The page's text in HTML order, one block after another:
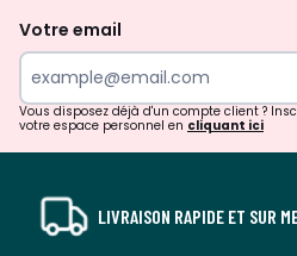
Votre email
Vous disposez déjà d'un compte client ?
votre espace personnel en cliquant ici
LIVRAISON RAPIDE ET SUR